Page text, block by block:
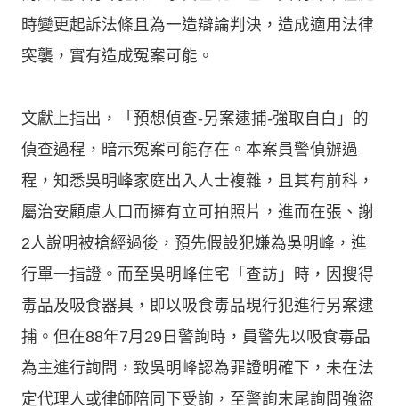
時變更起訴法條且為一造辯論判決，造成適用法律
突襲，實有造成冤案可能。
文獻上指出，「預想偵查-另案逮捕-強取自白」的
偵查過程，暗示冤案可能存在。本案員警偵辦過
程，知悉吳明峰家庭出入人士複雜，且其有前科，
屬治安顧慮人口而擁有立可拍照片，進而在張、謝
2人說明被搶經過後，預先假設犯嫌為吳明峰，進
行單一指證。而至吳明峰住宅「查訪」時，因搜得
毒品及吸食器具，即以吸食毒品現行犯進行另案逮
捕。但在88年7月29日警詢時，員警先以吸食毒品
為主進行詢問，致吳明峰認為罪證明確下，未在法
定代理人或律師陪同下受詢，至警詢末尾詢問強盜